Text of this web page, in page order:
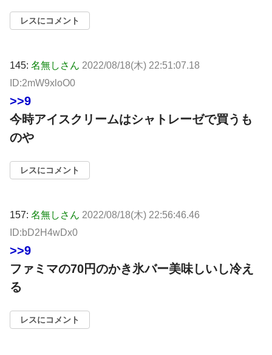
レスにコメント
145: 名無しさん 2022/08/18(木) 22:51:07.18
ID:2mW9xloO0
>>9
今時アイスクリームはシャトレーゼで買うも
のや
レスにコメント
157: 名無しさん 2022/08/18(木) 22:56:46.46
ID:bD2H4wDx0
>>9
ファミマの70円のかき氷バー美味しいし冷え
る
レスにコメント